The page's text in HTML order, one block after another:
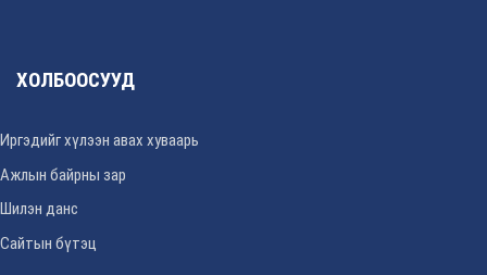
ХОЛБООСУУД
Иргэдийг хүлээн авах хуваарь
Ажлын байрны зар
Шилэн данс
Сайтын бүтэц